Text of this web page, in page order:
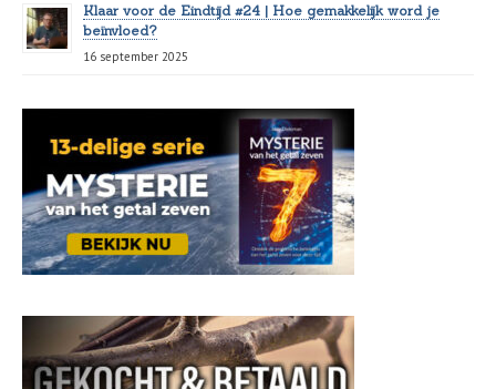
Klaar voor de Eindtijd #24 | Hoe gemakkelijk word je
beïnvloed?
16 september 2025